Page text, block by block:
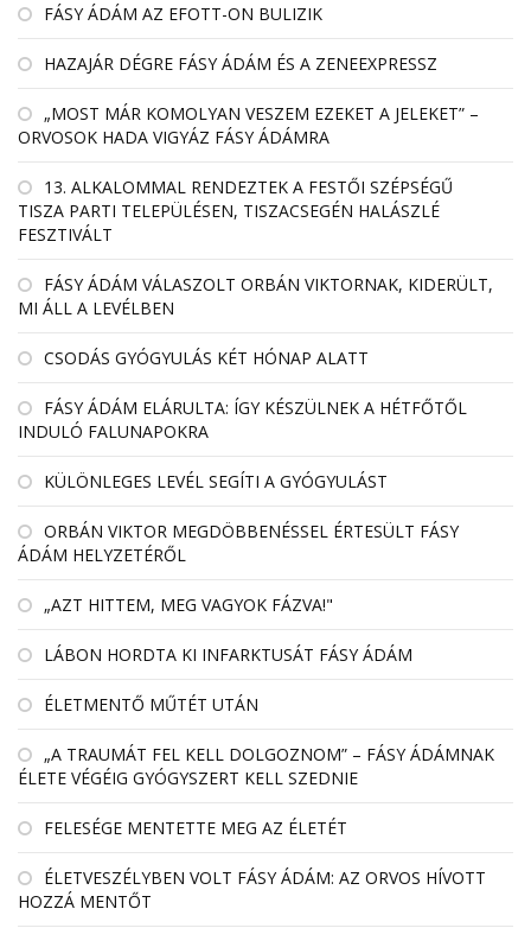
FÁSY ÁDÁM AZ EFOTT-ON BULIZIK
HAZAJÁR DÉGRE FÁSY ÁDÁM ÉS A ZENEEXPRESSZ
„MOST MÁR KOMOLYAN VESZEM EZEKET A JELEKET” –
ORVOSOK HADA VIGYÁZ FÁSY ÁDÁMRA
13. ALKALOMMAL RENDEZTEK A FESTŐI SZÉPSÉGŰ
TISZA PARTI TELEPÜLÉSEN, TISZACSEGÉN HALÁSZLÉ
FESZTIVÁLT
FÁSY ÁDÁM VÁLASZOLT ORBÁN VIKTORNAK, KIDERÜLT,
MI ÁLL A LEVÉLBEN
CSODÁS GYÓGYULÁS KÉT HÓNAP ALATT
FÁSY ÁDÁM ELÁRULTA: ÍGY KÉSZÜLNEK A HÉTFŐTŐL
INDULÓ FALUNAPOKRA
KÜLÖNLEGES LEVÉL SEGÍTI A GYÓGYULÁST
ORBÁN VIKTOR MEGDÖBBENÉSSEL ÉRTESÜLT FÁSY
ÁDÁM HELYZETÉRŐL
„AZT HITTEM, MEG VAGYOK FÁZVA!"
LÁBON HORDTA KI INFARKTUSÁT FÁSY ÁDÁM
ÉLETMENTŐ MŰTÉT UTÁN
„A TRAUMÁT FEL KELL DOLGOZNOM” – FÁSY ÁDÁMNAK
ÉLETE VÉGÉIG GYÓGYSZERT KELL SZEDNIE
FELESÉGE MENTETTE MEG AZ ÉLETÉT
ÉLETVESZÉLYBEN VOLT FÁSY ÁDÁM: AZ ORVOS HÍVOTT
HOZZÁ MENTŐT